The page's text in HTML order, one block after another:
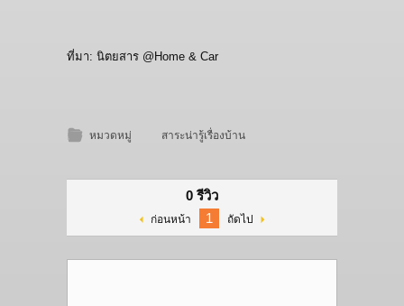
ที่มา: นิตยสาร @Home & Car
หมวดหมู่ สาระน่ารู้เรื่องบ้าน
0 รีวิว
ก่อนหน้า 1 ถัดไป